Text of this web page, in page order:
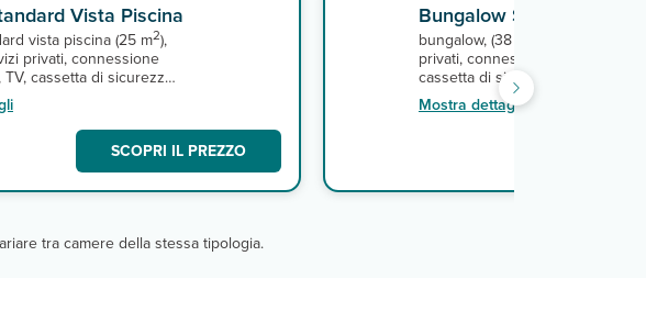
Vista Piscina
vista piscina (25 m2),
privati, connessione
TV, cassetta di sicurezza
minibar.
SCOPRI IL PREZZO
Bungalow Standard
bungalow, (38 m
privati, connessione Wi-Fi
cassetta di sicurezza e minifrigo.
pagamento, minibar.
Mostra dettagli
tra camere della stessa tipologia.